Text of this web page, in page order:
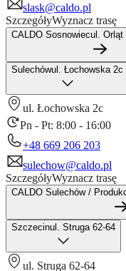
slask@caldo.pl
SzczegółyWyznacz trasę
CALDO Sosnowiecul. Orląt
Sulechówul. Łochowska 2c
ul. Łochowska 2c
Pn - Pt: 8:00 - 16:00
+48 669 206 203
sulechow@caldo.pl
SzczegółyWyznacz trasę
CALDO Sulechów /
Szczecinul. Struga 62-64
ul. Struga 62-64